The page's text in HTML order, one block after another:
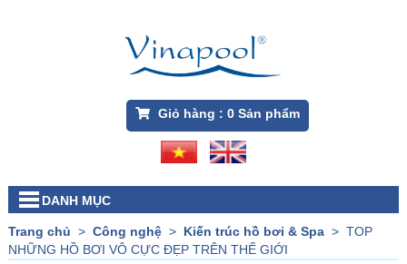
Giỏ hàng : 0Sản phẩm
DANH MỤC
Trang chủ > Công nghệ> Kiến trúc hồ bơi & Spa> TOP
NHỮNG HỒ BƠI VÔ CỰC ĐẸP TRÊN THẾ GIỚI